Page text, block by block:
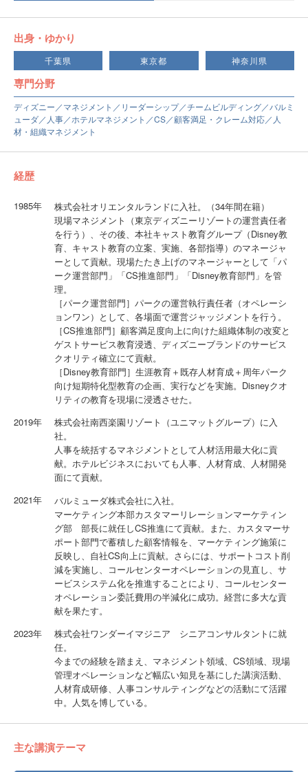
出身・ゆかり
千葉県 東京都 神奈川県
専門分野
ディズニー／マネジメント／リーダーシップ／チームビルディング／バルミ
ューダ／人事／ホテルマネジメント／CS／顧客満足・クレーム対応／人
材・組織マネジメント
経歴
1985年
株式会社オリエンタルランドに入社。（34年間在籍）
現場マネジメント（東京ディズニーリゾートの運営責任者
を行う）、その後、本社キャスト教育グループ（Disney教
育、キャスト教育の立案、実施、各部指導）のマネージャ
ーとして貢献。現場たたき上げのマネージャーとして「パ
ーク運営部門」「CS推進部門」「Disney教育部門」を管
理。
［パーク運営部門］パークの運営執行責任者（オペレーシ
ョンワン）として、各場面で運営ジャッジメントを行う。
［CS推進部門］顧客満足度向上に向けた組織体制の改変と
ゲストサービス教育浸透、ディズニーブランドのサービス
クオリティ確立にて貢献。
［Disney教育部門］生涯教育＋既存人材育成＋周年パーク
向け短期特化型教育の企画、実行などを実施。Disneyクオ
リティの教育を現場に浸透させた。
2019年
株式会社南西楽園リゾート（ユニマットグループ）に入
社。
人事を統括するマネジメントとして人材活用最大化に貢
献。ホテルビジネスにおいても人事、人材育成、人材開発
面にて貢献。
2021年
バルミューダ株式会社に入社。
マーケティング本部カスタマーリレーションマーケティン
グ部 部長に就任しCS推進にて貢献。また、カスタマーサ
ポート部門で蓄積した顧客情報を、マーケティング施策に
反映し、自社CS向上に貢献。さらには、サポートコスト削
減を実施し、コールセンターオペレーションの見直し、サ
ービスシステム化を推進することにより、コールセンター
オペレーション委託費用の半減化に成功。経営に多大な貢
献を果たす。
2023年
株式会社ワンダーイマジニア シニアコンサルタントに就
任。
今までの経験を踏まえ、マネジメント領域、CS領域、現場
管理オペレーションなど幅広い知見を基にした講演活動、
人材育成研修、人事コンサルティングなどの活動にて活躍
中。人気を博している。
主な講演テーマ